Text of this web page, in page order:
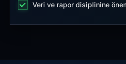
Veri ve rapor disiplinine